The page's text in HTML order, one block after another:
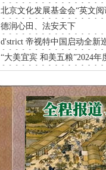
北京文化发展基金会“英文
德润心田、法安天下
d'strict 帝视特中国启动全新
“大美宜宾 和美五粮”2024年